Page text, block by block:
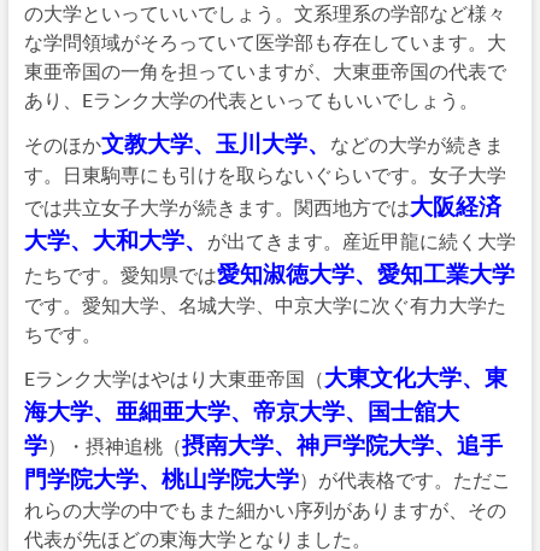
の大学といっていいでしょう。文系理系の学部など様々
な学問領域がそろっていて医学部も存在しています。大
東亜帝国の一角を担っていますが、大東亜帝国の代表で
あり、Eランク大学の代表といってもいいでしょう。
そのほか文教大学、玉川大学、
などの大学が続きま
す。日東駒専にも引けを取らないぐらいです。女子大学
では共立女子大学が続きます。関西地方では大阪経済
大学、大和大学、
が出てきます。産近甲龍に続く大学
たちです。愛知県では愛知淑徳大学、愛知工業大学
です。愛知大学、名城大学、中京大学に次ぐ有力大学た
ちです。
Eランク大学はやはり大東亜帝国（大東文化大学、東
海大学、亜細亜大学、帝京大学、国士舘大
学）・摂神追桃（摂南大学、神戸学院大学、追手
門学院大学、桃山学院大学）が代表格です。ただこ
れらの大学の中でもまた細かい序列がありますが、その
代表が先ほどの東海大学となりました。